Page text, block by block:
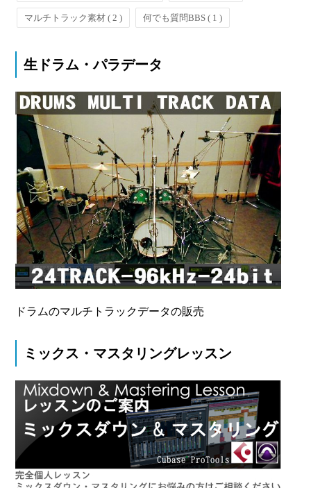
マルチトラック素材( 2 ) 何でも質問BBS( 1 )
生ドラム・パラデータ
ドラムのマルチトラックデータの販売
ミックス・マスタリングレッスン